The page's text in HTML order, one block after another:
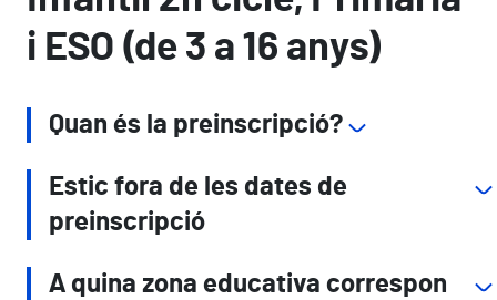
i ESO (de 3 a 16 anys)
Quan és la preinscripció?
Estic fora de les dates de
preinscripció
A quina zona educativa correspon